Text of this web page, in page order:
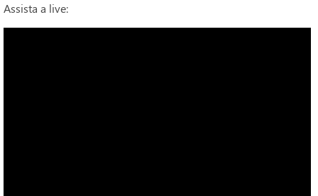
Assista a live: